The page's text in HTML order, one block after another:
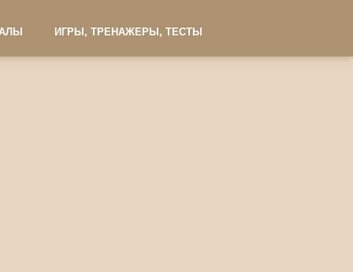
ИГРЫ, ТРЕНАЖЕРЫ, ТЕСТЫ